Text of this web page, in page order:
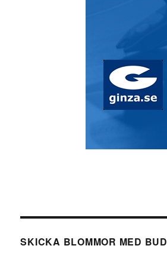
SKICKA BLOMMOR MED BUD